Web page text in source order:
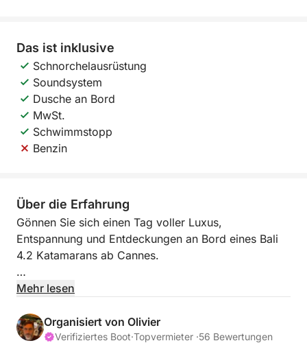
Das ist inklusive
Schnorchelausrüstung
Soundsystem
Dusche an Bord
MwSt.
Schwimmstopp
Benzin
Über die Erfahrung
Gönnen Sie sich einen Tag voller Luxus,
Entspannung und Entdeckungen an Bord eines Bali
4.2 Katamarans ab Cannes.
Abfahrt um 10:00 Uhr – Herzlich willkommen an
Gehen Sie von Port Canto aus und lassen Sie sich
von Ihrem erfahrenen Skipper begleiten. Segeln Sie
Mehr lesen
Organisiert von Olivier
Verifiziertes Boot·Topvermieter ·56 Bewertungen